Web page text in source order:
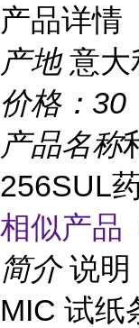
产品详情
产地 意大
价格： 30
产品名称
256SUL
相似产品
简介 说明
MIC 试纸